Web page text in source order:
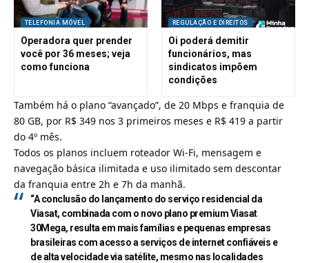
TELEFONIA MÓVEL
Operadora quer prender
você por 36 meses; veja
como funciona
REGULAÇÃO E DIREITOS
Oi poderá demitir
funcionários, mas
sindicatos impõem
condições
Também há o plano “avançado”, de 20 Mbps e franquia de
80 GB, por R$ 349 nos 3 primeiros meses e R$ 419 a partir
do 4º mês.
Todos os planos incluem roteador Wi-Fi, mensagem e
navegação básica ilimitada e uso ilimitado sem descontar
da franquia entre 2h e 7h da manhã.
“A conclusão do lançamento do serviço residencial da
Viasat, combinada com o novo plano premium Viasat
30Mega, resulta em mais famílias e pequenas empresas
brasileiras com acesso a serviços de internet confiáveis e
de alta velocidade via satélite, mesmo nas localidades